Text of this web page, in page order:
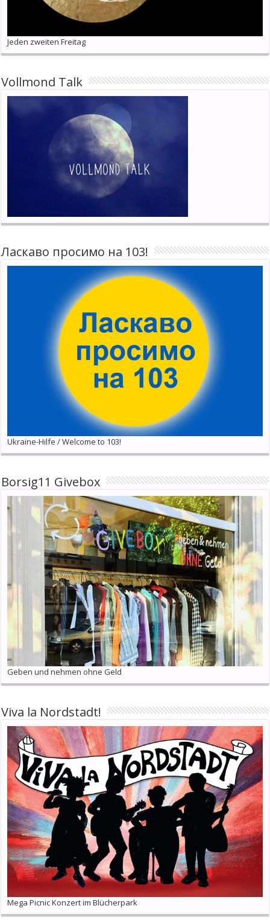
Jeden zweiten Freitag
Vollmond Talk
Ласкаво просимо на 103!
Ukraine-Hilfe / Welcome to 103!
Borsig11 Givebox
Geben und nehmen ohne Geld
Viva la Nordstadt!
Mega Picnic Konzert im Blücherpark